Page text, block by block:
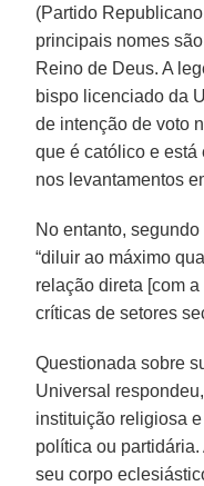
(Partido
principais nomes
Reino de Deus. A
bispo licenciado da
de intenção de voto
que é católico e
nos levantamentos
No entanto, segundo
“diluir ao máximo
relação direta [com
críticas de setores
Questionada sobre
Universal
instituição religiosa
política ou
seu corpo